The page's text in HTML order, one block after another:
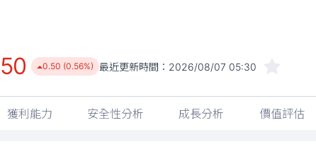
0.50 (0.56%) 最近更新時間： 2026/08/07 05:30
獲利能力 安全性分析 成長分析 價值評估